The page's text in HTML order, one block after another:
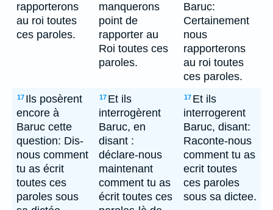
rapporterons
au roi toutes
ces paroles.
manquerons
point de
rapporter au
Roi toutes ces
paroles.
Baruc:
Certainement
nous
rapporterons
au roi toutes
ces paroles.
17 Ils posèrent
encore à
Baruc cette
question: Dis-
nous comment
tu as écrit
toutes ces
paroles sous
17 Et ils
interrogèrent
Baruc, en
disant :
déclare-nous
maintenant
comment tu as
écrit toutes ces
17 Et ils
interrogerent
Baruc, disant:
Raconte-nous
comment tu as
ecrit toutes
ces paroles
sous sa dictee.